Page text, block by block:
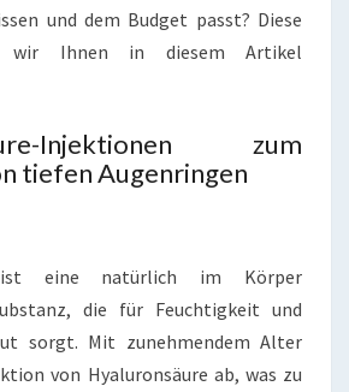
und dem Budget passt? Diese
wir Ihnen in diesem Artikel
Injektionen zum
tiefen Augenringen
ist eine natürlich im Körper
die für Feuchtigkeit und
sorgt. Mit zunehmendem Alter
von Hyaluronsäure ab, was zu